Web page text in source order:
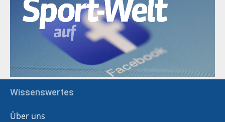
Wissenswertes
Über uns